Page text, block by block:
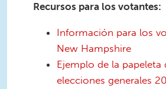
Recursos para los votantes:
Información para los
New Hampshire
Ejemplo de la papeleta
elecciones generales